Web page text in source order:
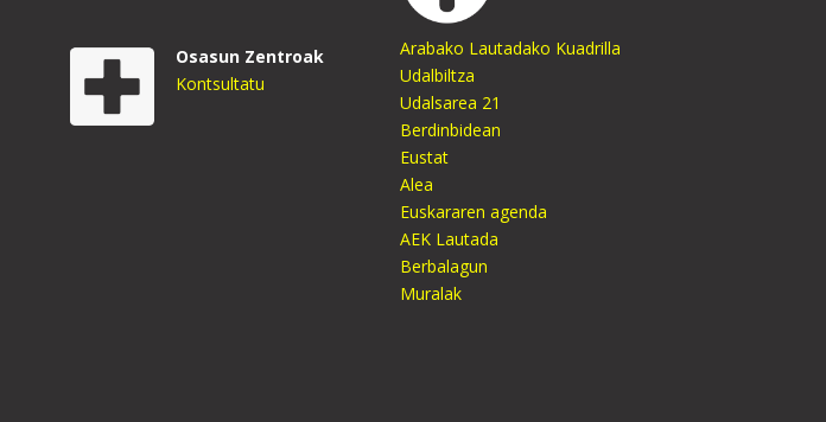
Osasun Zentroak
Kontsultatu
Arabako Lautadako Kuadrilla
Udalbiltza
Udalsarea 21
Berdinbidean
Eustat
Alea
Euskararen agenda
AEK Lautada
Berbalagun
Muralak